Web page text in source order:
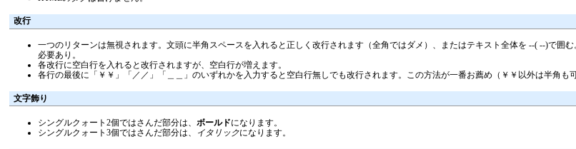
改行
一つのリターンは無視されます。文頭に半角スペースを入れると正しく改行されます（全角ではダメ）、またはテキスト全体を --( --)で囲
必要あり。
各改行に空白行を入れると改行されますが、空白行が増えます。
各行の最後に「￥￥」「／／」「＿＿」のいずれかを入力すると空白行無しでも改行されます。この方法が一番お薦め（￥￥以外は半角も可
文字飾り
シングルクォート2個ではさんだ部分は、 ボールドになります。
シングルクォート3個ではさんだ部分は、
イタリックになります。